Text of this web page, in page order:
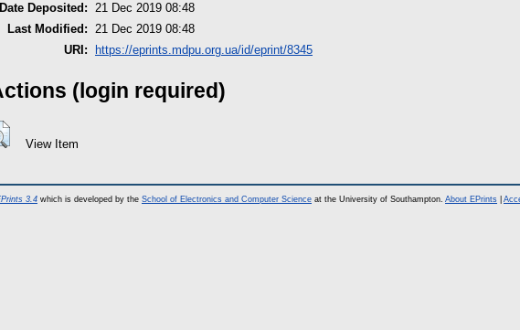
Date Deposited: 21 Dec 2019 08:48
Last Modified: 21 Dec 2019 08:48
URI:
https://eprints.mdpu.org.ua/id/eprint/8345
(login required)
View Item
3.4 which is developed by the School of Electronics and Computer Science at the University of Southampton. About EPrints